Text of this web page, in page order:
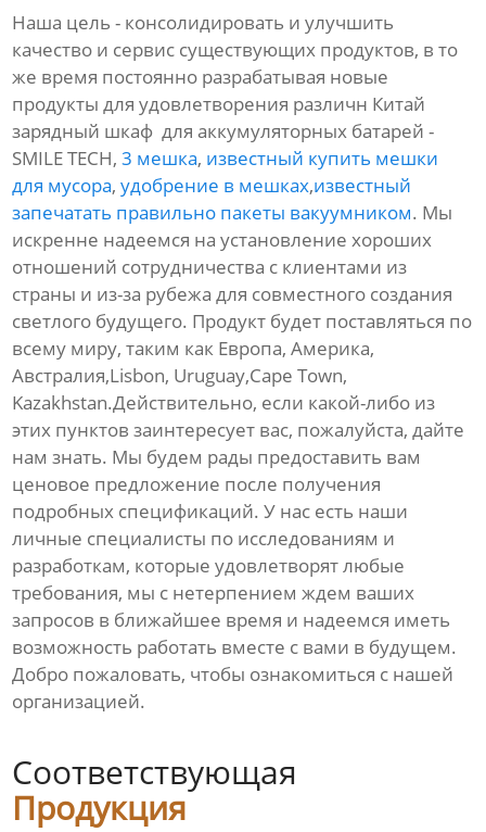
Наша цель - консолидировать и улучшить
качество и сервис существующих продуктов, в то
же время постоянно разрабатывая новые
продукты для удовлетворения различн Китай
зарядный шкаф для аккумуляторных батарей -
SMILE TECH,3 мешка, известный купить мешки
для мусора,удобрение в мешках,известный
запечатать правильно пакеты вакуумником. Мы
искренне надеемся на установление хороших
отношений сотрудничества с клиентами из
страны и из-за рубежа для совместного создания
светлого будущего. Продукт будет поставляться по
всему миру, таким как Европа, Америка,
Австралия,Lisbon, Uruguay,Cape Town,
Kazakhstan.Действительно, если какой-либо из
этих пунктов заинтересует вас, пожалуйста, дайте
нам знать. Мы будем рады предоставить вам
ценовое предложение после получения
подробных спецификаций. У нас есть наши
личные специалисты по исследованиям и
разработкам, которые удовлетворят любые
требования, мы с нетерпением ждем ваших
запросов в ближайшее время и надеемся иметь
возможность работать вместе с вами в будущем.
Добро пожаловать, чтобы ознакомиться с нашей
организацией.
Соответствующая
Продукция